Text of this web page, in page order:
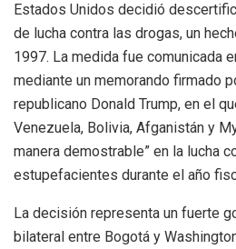
Estados Unidos decidió
de lucha contra las drogas, un
1997. La medida fue comunicada
mediante un memorando firmado
republicano Donald Trump, en el
Venezuela, Bolivia, Afganistán y
manera demostrable” en la lucha
estupefacientes durante el año
La decisión representa un fuerte
bilateral entre Bogotá y